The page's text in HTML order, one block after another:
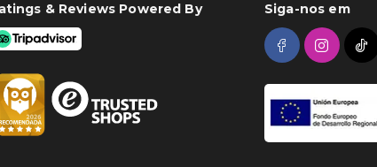
& Reviews Powered By Siga-nos em